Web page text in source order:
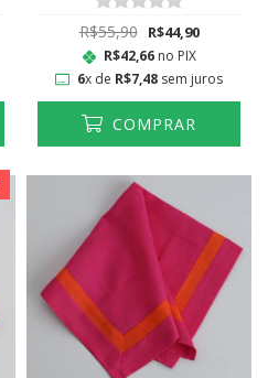
R$55,90 R$44,90
R$42,66no PIX
6x de R$7,48 sem juros
COMPRAR